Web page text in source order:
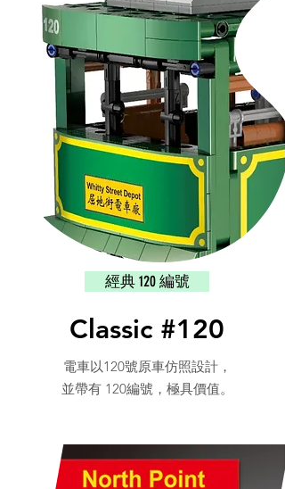
經典 120 編號
Classic #120
電車以120號原車仿照設計，
並帶有 120編號，極具價值。